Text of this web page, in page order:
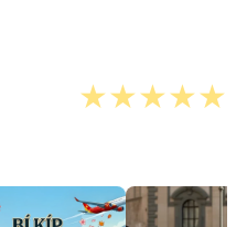
★★★★★